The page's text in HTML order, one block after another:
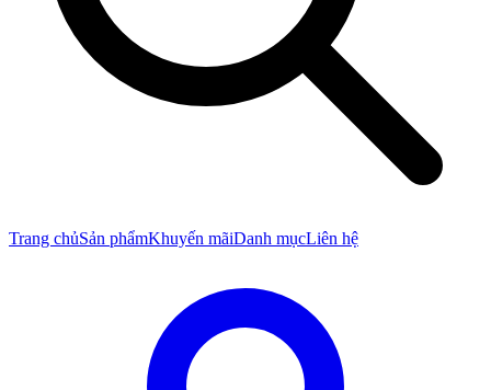
Trang chủSản phẩmKhuyến mãiDanh mụcLiên hệ